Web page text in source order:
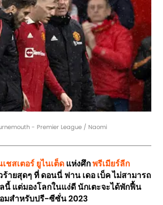
- Premier League / Naomi
ชสเตอร์ ยูไนเต็ด แห่งศึกพรีเมียร์ลีก
ายสุดๆ ที่ ดอนนี่ ฟาน เดอ เบ็ค ไม่สามารถ
นี้ แต่มองโลกในแง่ดี นักเตะจะได้พักฟื้น
มสำหรับปรี-ซีซั่น 2023